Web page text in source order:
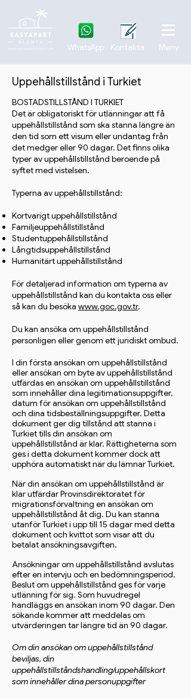
WhatsApp Kontakta Meny
Uppehållstillstånd i Turkiet
BOSTADSTILLSTÅND I TURKIET
Det är obligatoriskt för utlänningar att få
uppehållstillstånd som ska stanna längre än
den tid som ett visum eller undantag från
det medger eller 90 dagar. Det finns olika
typer av uppehållstillstånd beroende på
syftet med vistelsen.
Typerna av uppehållstillstånd:
Kortvarigt uppehållstillstånd
Familjeuppehållstillstånd
Studentuppehållstillstånd
Långtidsuppehållstillstånd
Humanitärt uppehållstillstånd
För detaljerad information om typerna av
uppehållstillstånd kan du kontakta oss eller
så kan du besöka www.goc.gov.tr,
Du kan ansöka om uppehållstillstånd
personligen eller genom ett juridiskt ombud.
I din första ansökan om uppehållstillstånd
eller ansökan om byte av uppehållstillstånd
utfärdas en ansökan om uppehållstillstånd
som innehåller dina legitimationsuppgifter,
datum för ansökan om uppehållstillstånd
och dina tidsbeställningsuppgifter. Detta
dokument ger dig tillstånd att stanna i
Turkiet tills din ansökan om
uppehållstillstånd är klar. Rättigheterna som
ges i detta dokument kommer dock att
upphöra automatiskt när du lämnar Turkiet.
När din ansökan om uppehållstillstånd är
klar utfärdar Provinsdirektoratet för
migrationsförvaltning en ansökan om
uppehållstillstånd åt dig. Du kan stanna
utanför Turkiet i upp till 15 dagar med detta
dokument och kvittot som visar att du
betalat ansökningsavgiften.
Ansökningar om uppehållstillstånd avslutas
efter en intervju och en bedömningsperiod.
Beslut om uppehållstillstånd ges för varje
utlänning för sig. Som huvudregel
handläggs en ansökan inom 90 dagar. Den
sökande kommer att meddelas om
utvärderingen tar längre tid än 90 dagar.
Om din ansökan om uppehållstillstånd
beviljas, din
uppehållstillståndshandling/uppehållskort
som innehåller dina personuppgifter